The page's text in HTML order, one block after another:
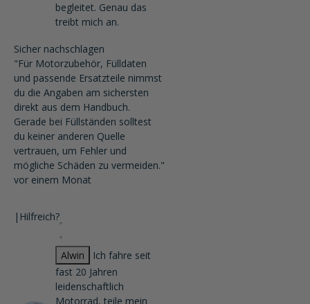
begleitet. Genau das
treibt mich an.
Sicher nachschlagen
"Für Motorzubehör, Fülldaten
und passende Ersatzteile nimmst
du die Angaben am sichersten
direkt aus dem Handbuch.
Gerade bei Füllständen solltest
du keiner anderen Quelle
vertrauen, um Fehler und
mögliche Schäden zu vermeiden."
vor einem Monat
| Hilfreich?
Alwin
Ich fahre seit
fast 20 Jahren
leidenschaftlich
Motorrad, teile mein